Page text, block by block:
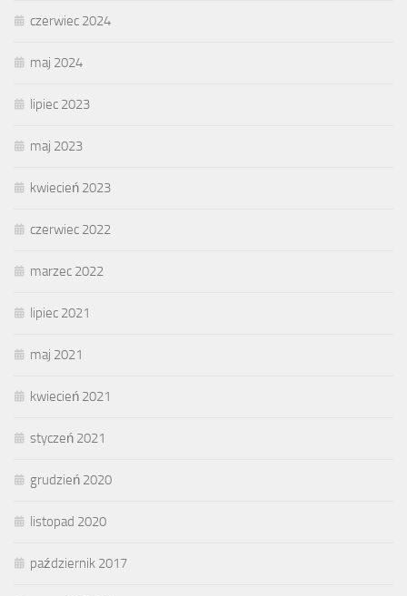
czerwiec 2024
maj 2024
lipiec 2023
maj 2023
kwiecień 2023
czerwiec 2022
marzec 2022
lipiec 2021
maj 2021
kwiecień 2021
styczeń 2021
grudzień 2020
listopad 2020
październik 2017